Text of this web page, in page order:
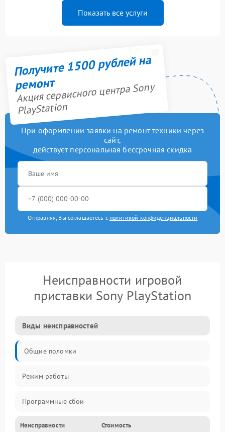
Показать все услуги
Получите 1500 рублей на
ремонт
Акция сервисного центра Sony
PlayStation
При оформлении заявки на ремонт техники через
сайт,
действует персональная бессрочная скидка
Отправляя, Вы соглашаетесь с политикой конфиденциальности
Неисправности игровой
приставки Sony PlayStation
Виды неисправностей
Общие поломки
Режим работы
Программные сбои
Видео и HDMI
Неисправности Стоимость